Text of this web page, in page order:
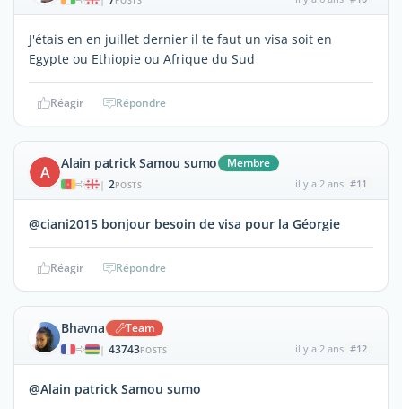
J'étais en en juillet dernier il te faut un visa soit en
Egypte ou Ethiopie ou Afrique du Sud
Réagir Répondre
A Alain patrick Samou sumo Membre
| 2POSTS il y a 2 ans #11
@ciani2015 bonjour besoin de visa pour la Géorgie
Réagir Répondre
Bhavna Team
| 43743POSTS il y a 2 ans #12
@Alain patrick Samou sumo